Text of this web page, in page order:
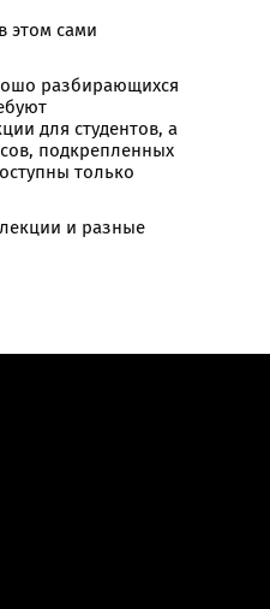
этом сами
разбирающихся
для студентов, а
подкрепленных
только
и разные